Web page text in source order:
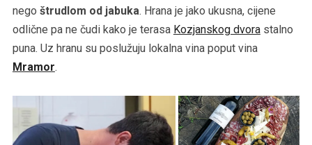
nego štrudlom od jabuka. Hrana je jako ukusna, cijene
odlične pa ne čudi kako je terasa Kozjanskog dvorastalno
puna. Uz hranu su poslužuju lokalna vina poput vina
Mramor.